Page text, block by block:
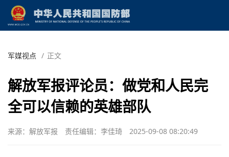
军媒视点 / 正文
解放军报评论员：做党和人民完
全可以信赖的英雄部队
来源：解放军报 责任编辑：李佳琦 2025-09-08 08:20:49